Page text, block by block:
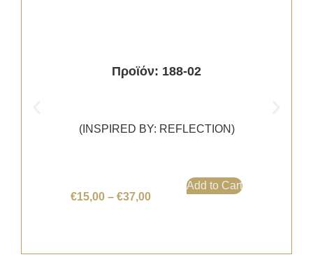
Προϊόν: 188-02
(INSPIRED BY: REFLECTION)
€15,00 – €37,00
Add to Cart